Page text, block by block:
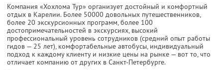
Компания «Хохлома Тур» организует достойный и комфортный
отдых в Карелии. Более 50000 довольных путешественников,
более 20 экскурсионных программ, более 100
достопримечательностей в экскурсиях, высокий
профессиональный уровень сотрудников (средний опыт работы
гидов — 25 лет), комфортабельные автобусы, индивидуальный
подход к каждому клиенту и низкие цены на рынке — вот то, что
отличает компанию от других в Санкт-Петербурге.